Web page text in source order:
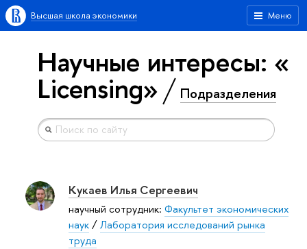
Меню
Высшая школа экономики
Научные интересы: «
Licensing» Подразделения
Кукаев Илья Сергеевич
научный сотрудник: Факультет экономических
наук/Лаборатория исследований рынка
труда